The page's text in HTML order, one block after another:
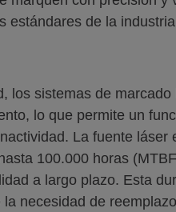
estándares de la
los sistemas de
lo que permite un
La fuente láser
100.000 horas
a largo plazo. Esta
necesidad de